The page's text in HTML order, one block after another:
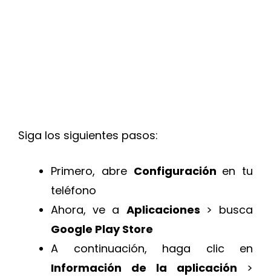
Siga los siguientes pasos:
Primero, abre Configuración en tu
teléfono
Ahora, ve a Aplicaciones > busca
Google Play Store
A continuación, haga clic en
Información de la aplicación >